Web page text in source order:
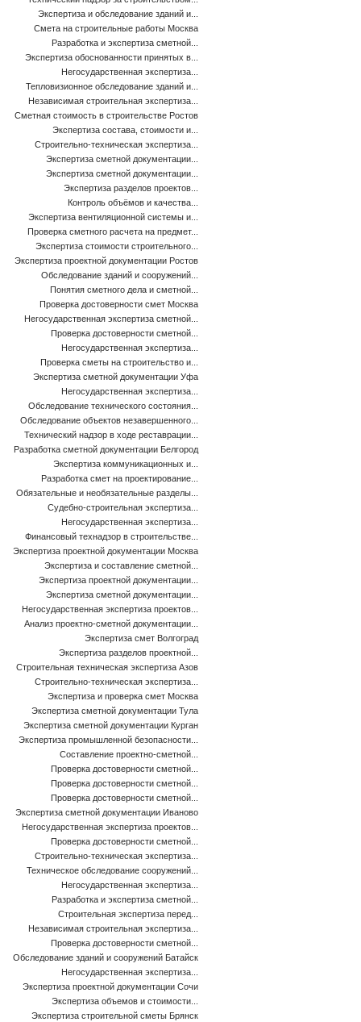
Экспертиза и обследование зданий и...
Смета на строительные работы Москва
Разработка и экспертиза сметной...
Экспертиза обоснованности принятых в...
Негосударственная экспертиза...
Тепловизионное обследование зданий и...
Независимая строительная экспертиза...
Сметная стоимость в строительстве Ростов
Экспертиза состава, стоимости и...
Строительно-техническая экспертиза...
Экспертиза сметной документации...
Экспертиза сметной документации...
Экспертиза разделов проектов...
Контроль объёмов и качества...
Экспертиза вентиляционной системы и...
Проверка сметного расчета на предмет...
Экспертиза стоимости строительного...
Экспертиза проектной документации Ростов
Обследование зданий и сооружений...
Понятия сметного дела и сметной...
Проверка достоверности смет Москва
Негосударственная экспертиза сметной...
Проверка достоверности сметной...
Негосударственная экспертиза...
Проверка сметы на строительство и...
Экспертиза сметной документации Уфа
Негосударственная экспертиза...
Обследование технического состояния...
Обследование объектов незавершенного...
Технический надзор в ходе реставрации...
Разработка сметной документации Белгород
Экспертиза коммуникационных и...
Разработка смет на проектирование...
Обязательные и необязательные разделы...
Судебно-строительная экспертиза...
Негосударственная экспертиза...
Финансовый технадзор в строительстве...
Экспертиза проектной документации Москва
Экспертиза и составление сметной...
Экспертиза проектной документации...
Экспертиза сметной документации...
Негосударственная экспертиза проектов...
Анализ проектно-сметной документации...
Экспертиза смет Волгоград
Экспертиза разделов проектной...
Строительная техническая экспертиза Азов
Строительно-техническая экспертиза...
Экспертиза и проверка смет Москва
Экспертиза сметной документации Тула
Экспертиза сметной документации Курган
Экспертиза промышленной безопасности...
Составление проектно-сметной...
Проверка достоверности сметной...
Проверка достоверности сметной...
Проверка достоверности сметной...
Экспертиза сметной документации Иваново
Негосударственная экспертиза проектов...
Проверка достоверности сметной...
Строительно-техническая экспертиза...
Техническое обследование сооружений...
Негосударственная экспертиза...
Разработка и экспертиза сметной...
Строительная экспертиза перед...
Независимая строительная экспертиза...
Проверка достоверности сметной...
Обследование зданий и сооружений Батайск
Негосударственная экспертиза...
Экспертиза проектной документации Сочи
Экспертиза объемов и стоимости...
Экспертиза строительной сметы Брянск